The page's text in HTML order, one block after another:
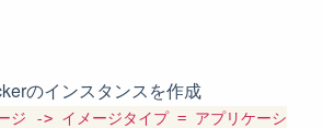
のインスタンスを作成
ジ -> イメージタイプ = アプリケーシ